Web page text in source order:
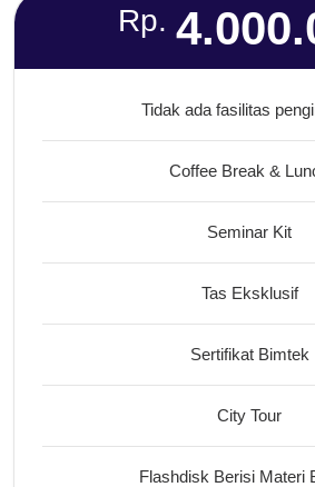
Rp.
Tidak ada fasilitas
Coffee Break &
Seminar Kit
Tas Eksklusif
Sertifikat Bimtek
City Tour
Flashdisk Berisi Materi